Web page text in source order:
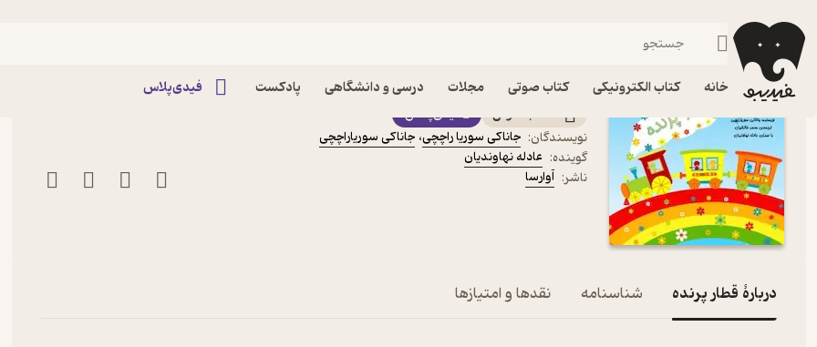
خانه کتاب الکترونیکی کتاب صوتی مجلات درسی و دانشگاهی پادکست فیدی‌پلاس
فیدیبو کتاب صوتی
کتاب صوتی قطار پرنده اثر جاناکی سوریا راچچی
کتاب صوتی
فیدی‌پلاس
نویسندگان: جاناکی سوریا راچچی، جاناکی سوریاراچچی
گوینده: عادله نهاوندیان
ناشر: آوارسا
دربارۀ قطار پرنده شناسنامه نقدها و امتیازها